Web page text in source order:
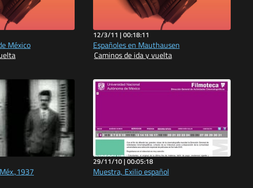
México
12/3/11 |00:18:11
Españoles en Mauthausen
Caminos de ida y vuelta
29/11/10 |00:05:18
Muestra, Exilio español